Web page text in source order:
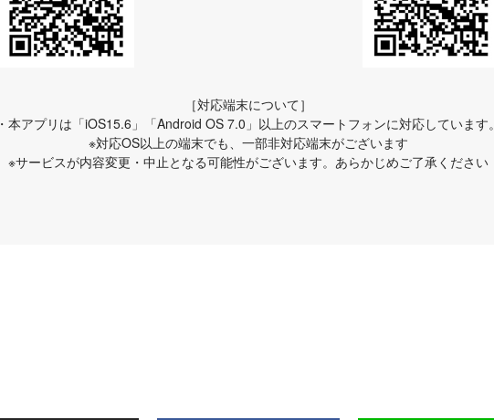
［対応端末について］
・本アプリは「iOS15.6」「Android OS 7.0」以上のスマートフォンに対応しています。
※対応OS以上の端末でも、一部非対応端末がございます
※サービスが内容変更・中止となる可能性がございます。あらかじめご了承ください